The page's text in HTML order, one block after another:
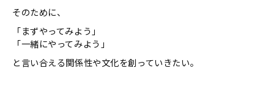
そのために、
「まずやってみよう」
「一緒にやってみよう」
と言い合える関係性や文化を創っていきたい。